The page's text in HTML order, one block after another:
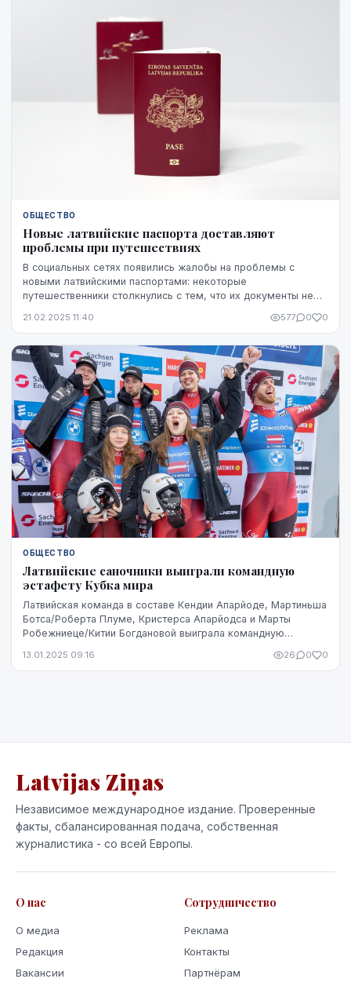
ОБЩЕСТВО
Новые латвийские паспорта доставляют
проблемы при путешествиях
В социальных сетях появились жалобы на проблемы с
новыми латвийскими паспортами: некоторые
путешественники столкнулись с тем, что их документы не
21.02.2025 11:40 577 0 0
ОБЩЕСТВО
Латвийские саночники выиграли командную
эстафету Кубка мира
Латвийская команда в составе Кендии Апарйоде, Мартиньша
Ботса/Роберта Плуме, Кристерса Апарйодса и Марты
Робежниеце/Китии Богдановой выиграла командную
13.01.2025 09:16 26 0 0
Latvijas Ziņas
Независимое международное издание. Проверенные
факты, сбалансированная подача, собственная
журналистика - со всей Европы.
О нас
О медиа
Редакция
Вакансии
Сотрудничество
Реклама
Контакты
Партнёрам